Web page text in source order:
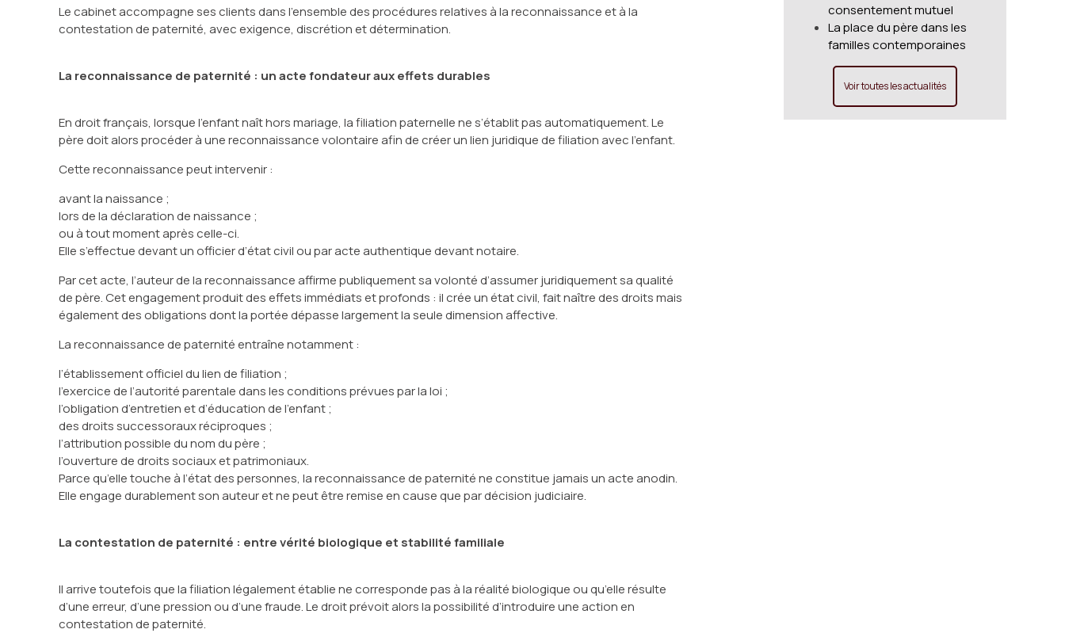
Le cabinet accompagne ses clients dans l’ensemble des procédures relatives à la reconnaissance et à la
contestation de paternité, avec exigence, discrétion et détermination.
La reconnaissance de paternité : un acte fondateur aux effets durables
En droit français, lorsque l’enfant naît hors mariage, la filiation paternelle ne s’établit pas automatiquement. Le
père doit alors procéder à une reconnaissance volontaire afin de créer un lien juridique de filiation avec l’enfant.
Cette reconnaissance peut intervenir :
avant la naissance ;
lors de la déclaration de naissance ;
ou à tout moment après celle-ci.
Elle s’effectue devant un officier d’état civil ou par acte authentique devant notaire.
Par cet acte, l’auteur de la reconnaissance affirme publiquement sa volonté d’assumer juridiquement sa qualité
de père. Cet engagement produit des effets immédiats et profonds : il crée un état civil, fait naître des droits mais
également des obligations dont la portée dépasse largement la seule dimension affective.
La reconnaissance de paternité entraîne notamment :
l’établissement officiel du lien de filiation ;
l’exercice de l’autorité parentale dans les conditions prévues par la loi ;
l’obligation d’entretien et d’éducation de l’enfant ;
des droits successoraux réciproques ;
l’attribution possible du nom du père ;
l’ouverture de droits sociaux et patrimoniaux.
Parce qu’elle touche à l’état des personnes, la reconnaissance de paternité ne constitue jamais un acte anodin.
Elle engage durablement son auteur et ne peut être remise en cause que par décision judiciaire.
La contestation de paternité : entre vérité biologique et stabilité familiale
Il arrive toutefois que la filiation légalement établie ne corresponde pas à la réalité biologique ou qu’elle résulte
d’une erreur, d’une pression ou d’une fraude. Le droit prévoit alors la possibilité d’introduire une action en
contestation de paternité.
consentement mutuel
La place du père dans les
familles contemporaines
Voir toutes les actualités